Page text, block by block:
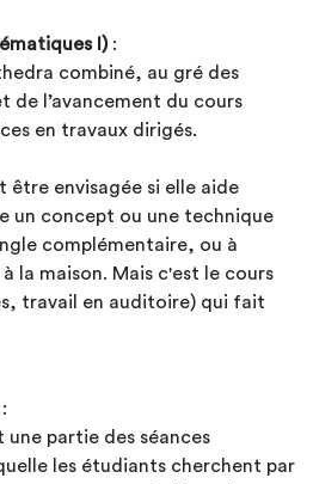
I):
combiné, au gré des
de l’avancement du cours
en travaux dirigés.
être envisagée si elle aide
un concept ou une technique
complémentaire, ou à
la maison. Mais c'est le cours
travail en auditoire) qui fait
partie des séances
les étudiants cherchent par